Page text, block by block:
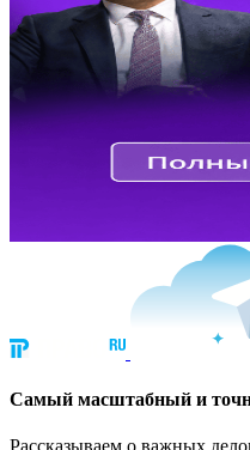
Cамый масштабный и